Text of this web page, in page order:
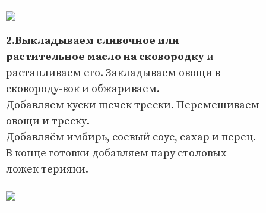
2.Выкладываем сливочное или
растительное масло на сковородкуи
растапливаем его. Закладываем овощи в
сковороду-вок и обжариваем.
Добавляем куски щечек трески. Перемешиваем
овощи и треску.
Добавляём имбирь, соевый соус, сахар и перец.
В конце готовки добавляем пару столовых
ложек терияки.